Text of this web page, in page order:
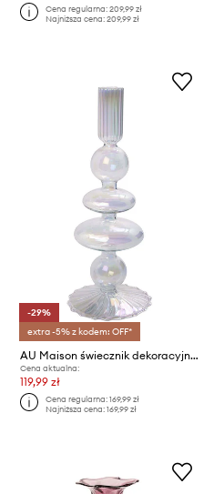
Cena regularna:209,99 zł
Najniższa cena:209,99 zł
-29%
extra -5% z kodem: OFF*
AU Maison świecznik dekoracyjny
Cena aktualna:
119,99 zł
Cena regularna:169,99 zł
Najniższa cena:169,99 zł